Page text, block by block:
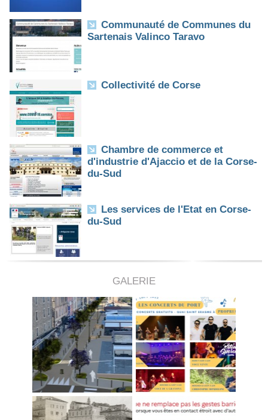
Communauté de Communes du
Sartenais Valinco Taravo
Collectivité de Corse
Chambre de commerce et
d'industrie d'Ajaccio et de la Corse-
du-Sud
Les services de l'Etat en Corse-
du-Sud
GALERIE